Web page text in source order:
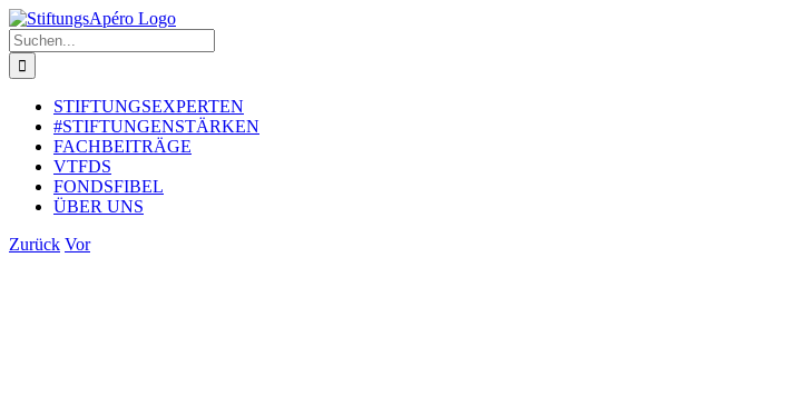
Zum
Inhalt
springen
Suche
nach:
STIFTUNGSEXPERTEN
#STIFTUNGENSTÄRKEN
FACHBEITRÄGE
VTFDS
FONDSFIBEL
ÜBER UNS
Zurück Vor